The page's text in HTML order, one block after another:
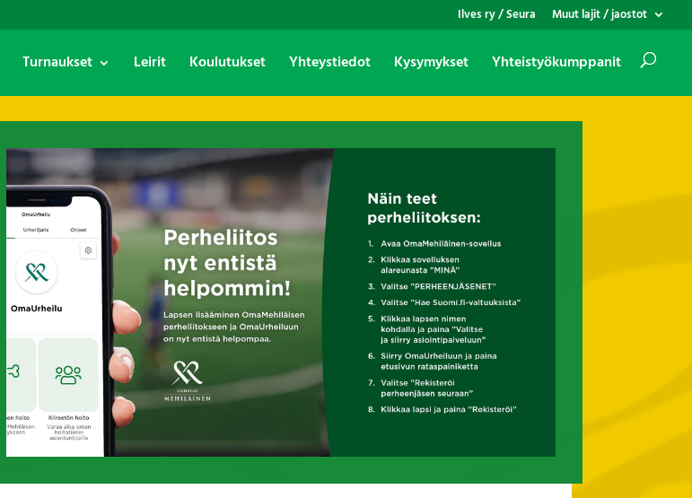
Ilves ry / Seura Muut lajit / jaostot
Turnaukset Leirit Koulutukset Yhteystiedot Kysymykset Yhteistyökumppanit